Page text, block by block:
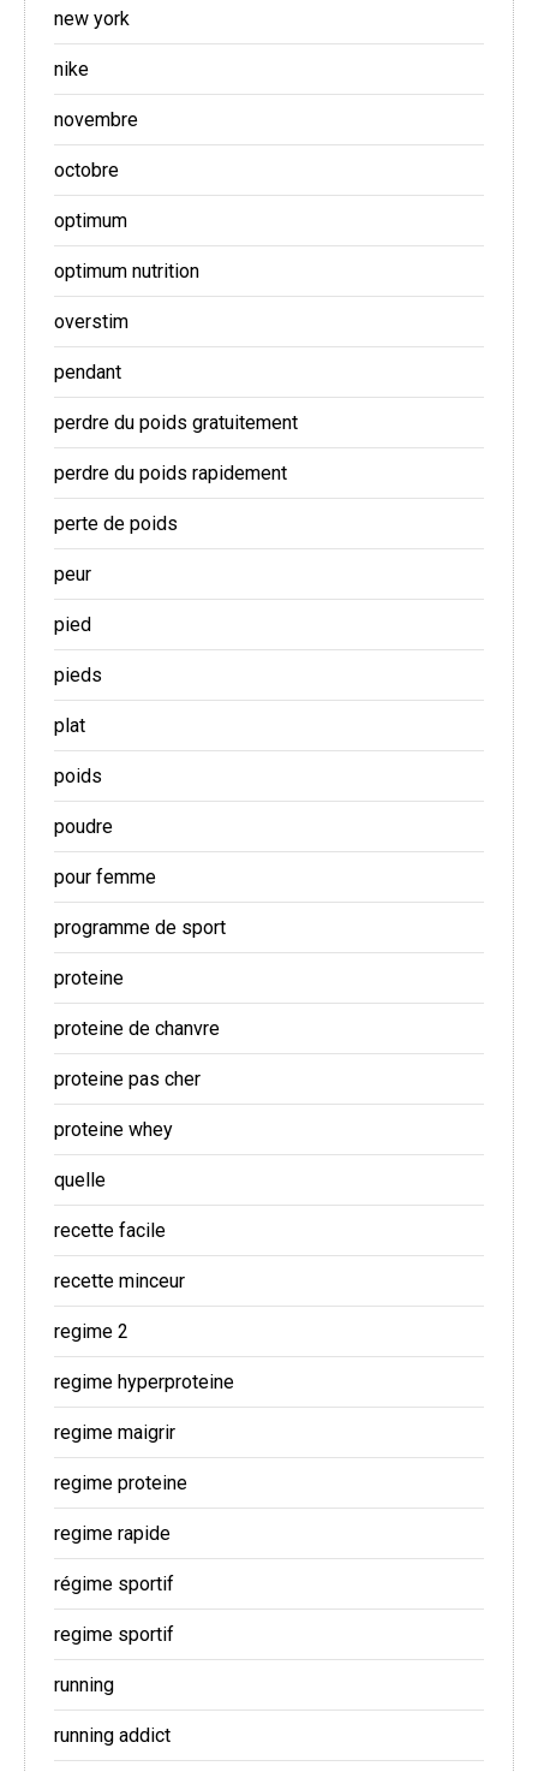
new york
nike
novembre
octobre
optimum
optimum nutrition
overstim
pendant
perdre du poids gratuitement
perdre du poids rapidement
perte de poids
peur
pied
pieds
plat
poids
poudre
pour femme
programme de sport
proteine
proteine de chanvre
proteine pas cher
proteine whey
quelle
recette facile
recette minceur
regime 2
regime hyperproteine
regime maigrir
regime proteine
regime rapide
régime sportif
regime sportif
running
running addict